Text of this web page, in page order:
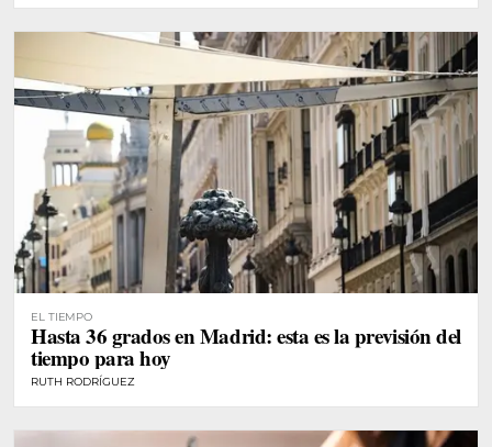
EL TIEMPO
Hasta 36 grados en Madrid: esta es la previsión del
tiempo para hoy
RUTH RODRÍGUEZ